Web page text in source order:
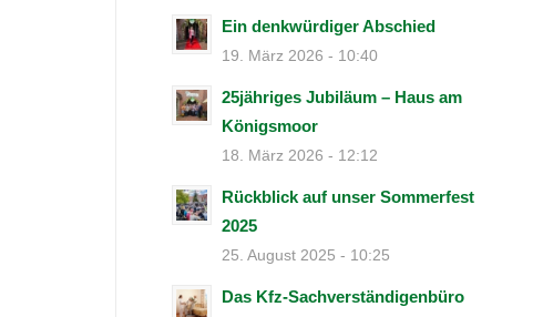
Ein denkwürdiger Abschied
19. März 2026 - 10:40
25jähriges Jubiläum – Haus am
Königsmoor
18. März 2026 - 12:12
Rückblick auf unser Sommerfest
2025
25. August 2025 - 10:25
Das Kfz-Sachverständigenbüro